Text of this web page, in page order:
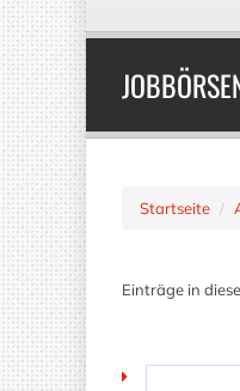
Startseite
Einträge in